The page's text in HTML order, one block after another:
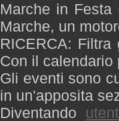
Marche in
Marche, un
RICERCA:
Con il
Gli eventi sono
in un'apposita
Diventando